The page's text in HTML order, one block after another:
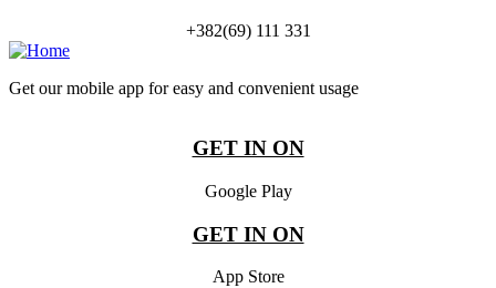
+382(69) 111 331
Get our mobile app for easy and convenient usage
GET IN ON
Google Play
GET IN ON
App Store